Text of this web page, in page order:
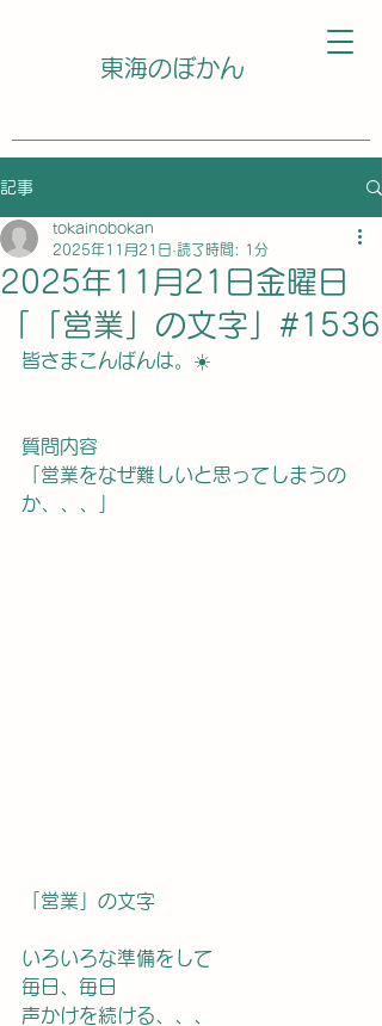
東海のぼかん
記事
2025年11月21日金曜日
「「営業」の文字」#1536
tokainobokan
2025年11月21日 読了時間: 1分
皆さまこんばんは。☀️
質問内容
「営業をなぜ難しいと思ってしまうの
か、、、」
「営業」の文字
いろいろな準備をして
毎日、毎日
声かけを続ける、、、